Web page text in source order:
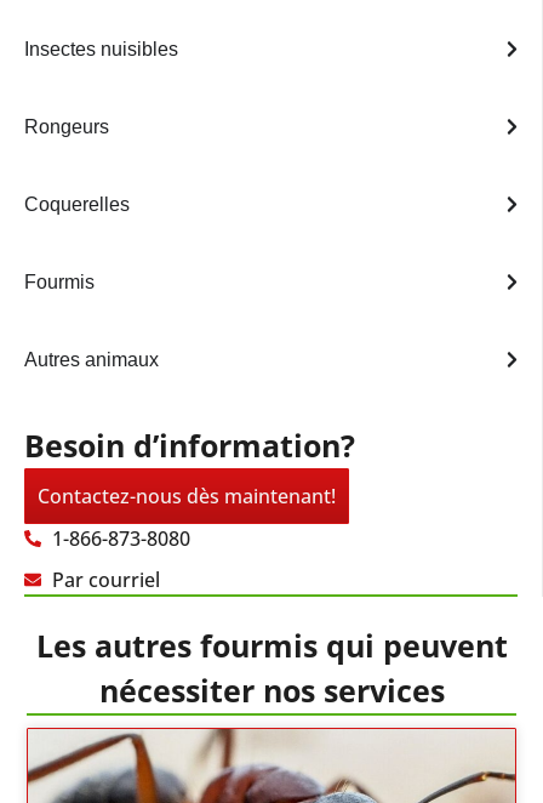
Insectes nuisibles
Rongeurs
Coquerelles
Fourmis
Autres animaux
Besoin d’information?
Contactez-nous dès maintenant!
1-866-873-8080
Par courriel
Les autres fourmis qui peuvent
nécessiter nos services